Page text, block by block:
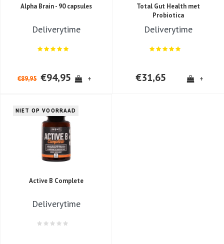
Alpha Brain - 90 capsules
Deliverytime
€89,95 €94,95 +
Total Gut Health met
Probiotica
Deliverytime
€31,65 +
NIET OP VOORRAAD
Active B Complete
Deliverytime